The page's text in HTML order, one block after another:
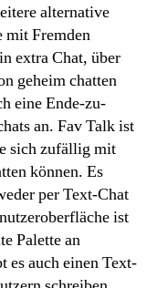
alternative
mit Fremden
extra Chat, über
geheim chatten
eine Ende-zu-
an. Fav Talk ist
sich zufällig mit
können. Es
per Text-Chat
ist
Palette an
es auch einen Text-